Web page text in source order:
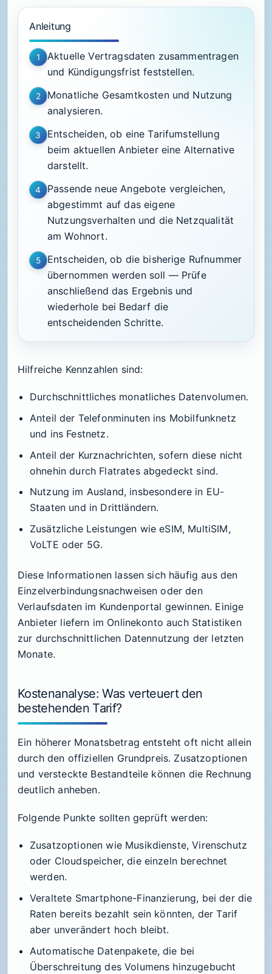
Anleitung
1
Aktuelle Vertragsdaten zusammentragen
und Kündigungsfrist feststellen.
2
Monatliche Gesamtkosten und Nutzung
analysieren.
3
Entscheiden, ob eine Tarifumstellung
beim aktuellen Anbieter eine Alternative
darstellt.
4
Passende neue Angebote vergleichen,
abgestimmt auf das eigene
Nutzungsverhalten und die Netzqualität
am Wohnort.
5
Entscheiden, ob die bisherige Rufnummer
übernommen werden soll — Prüfe
anschließend das Ergebnis und
wiederhole bei Bedarf die
entscheidenden Schritte.
Hilfreiche Kennzahlen sind:
Durchschnittliches monatliches Datenvolumen.
Anteil der Telefonminuten ins Mobilfunknetz
und ins Festnetz.
Anteil der Kurznachrichten, sofern diese nicht
ohnehin durch Flatrates abgedeckt sind.
Nutzung im Ausland, insbesondere in EU-
Staaten und in Drittländern.
Zusätzliche Leistungen wie eSIM, MultiSIM,
VoLTE oder 5G.
Diese Informationen lassen sich häufig aus den
Einzelverbindungsnachweisen oder den
Verlaufsdaten im Kundenportal gewinnen. Einige
Anbieter liefern im Onlinekonto auch Statistiken
zur durchschnittlichen Datennutzung der letzten
Monate.
Kostenanalyse: Was verteuert den
bestehenden Tarif?
Ein höherer Monatsbetrag entsteht oft nicht allein
durch den offiziellen Grundpreis. Zusatzoptionen
und versteckte Bestandteile können die Rechnung
deutlich anheben.
Folgende Punkte sollten geprüft werden:
Zusatzoptionen wie Musikdienste, Virenschutz
oder Cloudspeicher, die einzeln berechnet
werden.
Veraltete Smartphone-Finanzierung, bei der die
Raten bereits bezahlt sein könnten, der Tarif
aber unverändert hoch bleibt.
Automatische Datenpakete, die bei
Überschreitung des Volumens hinzugebucht